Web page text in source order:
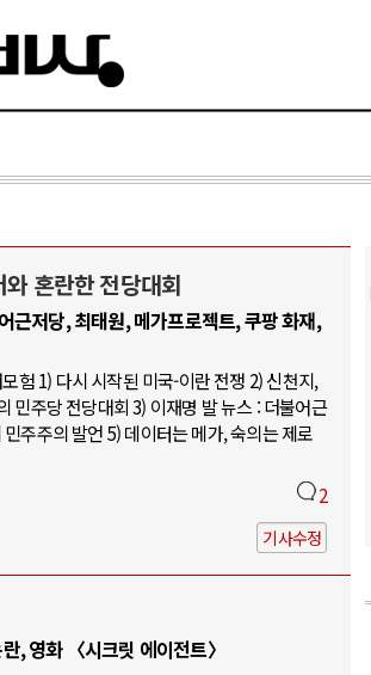
혼란한 전당대회
근저당, 최태원, 메가프로젝트, 쿠팡 화재,
험 1) 다시 시작된 미국-이란 전쟁 2) 신천지,
민주당 전당대회 3) 이재명 발 뉴스 : 더불어근
주주의 발언 5) 데이터는 메가, 숙의는 제로
2
기사수정
, 영화 〈시크릿 에이전트〉
AI와 인간
AI, 저가 공세로 글로벌 토큰 시..
국부펀드 구상 놓고 미국 진보진영 ..
데이터센터 반대 투쟁은 새로운 글로..